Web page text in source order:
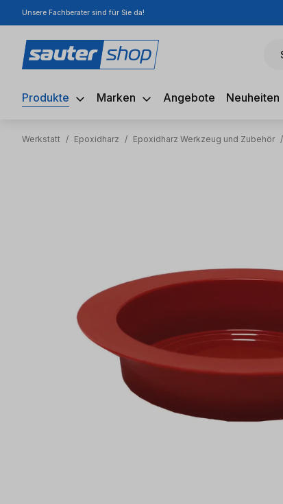
Hauptinhalt springen
Zur Suche springen
Zur Hauptnavigation springen
Unsere Fachberater sind für Sie da!
Produkte Marken Angebote Neuheiten
Werkstatt / Epoxidharz / Epoxidharz Werkzeug und Zubehör /